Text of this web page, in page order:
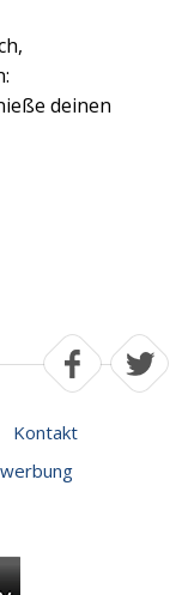
deinen
Kontakt